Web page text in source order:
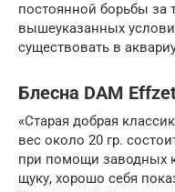
постоянной борьбы за
вышеуказанных
существовать в
Блесна DAM
«Старая добрая
вес около 20 гр.
при помощи заводных
щуку, хорошо себя